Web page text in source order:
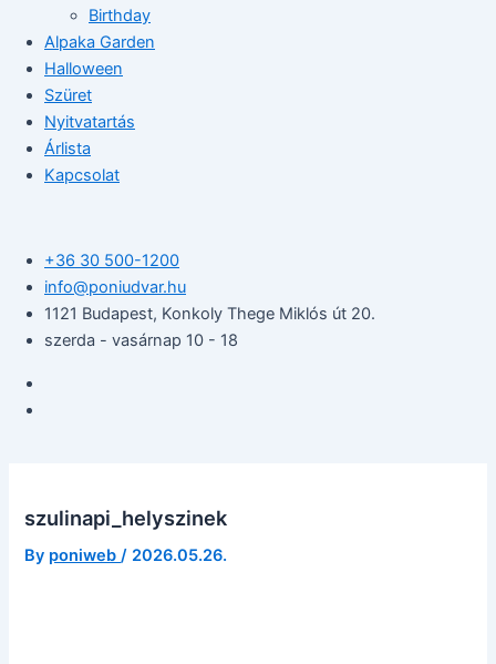
Birthday
Alpaka Garden
Halloween
Szüret
Nyitvatartás
Árlista
Kapcsolat
+36 30 500-1200​
info@poniudvar.hu
1121 Budapest, Konkoly Thege Miklós út 20.
szerda - vasárnap 10 - 18
szulinapi_helyszinek
By poniweb/ 2026.05.26.